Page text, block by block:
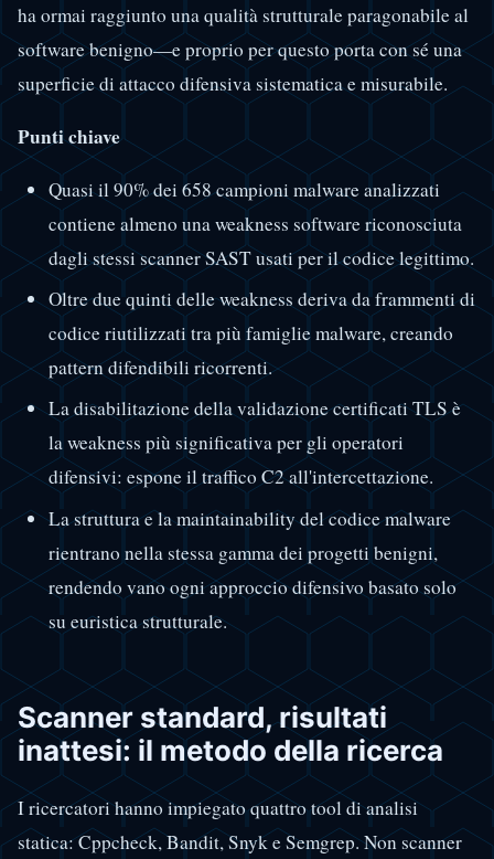
ha ormai raggiunto una qualità strutturale paragonabile al
software benigno—e proprio per questo porta con sé una
superficie di attacco difensiva sistematica e misurabile.
Punti chiave
Quasi il 90% dei 658 campioni malware analizzati
contiene almeno una weakness software riconosciuta
dagli stessi scanner SAST usati per il codice legittimo.
Oltre due quinti delle weakness deriva da frammenti di
codice riutilizzati tra più famiglie malware, creando
pattern difendibili ricorrenti.
La disabilitazione della validazione certificati TLS è
la weakness più significativa per gli operatori
difensivi: espone il traffico C2 all'intercettazione.
La struttura e la maintainability del codice malware
rientrano nella stessa gamma dei progetti benigni,
rendendo vano ogni approccio difensivo basato solo
su euristica strutturale.
Scanner standard, risultati
inattesi: il metodo della ricerca
I ricercatori hanno impiegato quattro tool di analisi
statica: Cppcheck, Bandit, Snyk e Semgrep. Non scanner